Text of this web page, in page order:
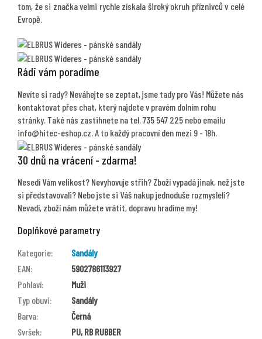
tom, že si značka velmi rychle získala široký okruh příznivců v celé
Evropě.
Rádi vám poradíme
Nevíte si rady? Neváhejte se zeptat, jsme tady pro Vás! Můžete nás
kontaktovat přes chat, který najdete v pravém dolním rohu
stránky. Také nás zastihnete na tel. 735 547 225 nebo emailu
info@hitec-eshop.cz. A to každý pracovní den mezi 9 - 18h.
30 dnů na vrácení - zdarma!
Nesedí Vám velikost? Nevyhovuje střih? Zboží vypadá jinak, než jste
si představovali? Nebo jste si Váš nakup jednoduše rozmysleli?
Nevadí, zboží nám můžete vrátit, dopravu hradíme my!
Doplňkové parametry
Kategorie:
Sandály
EAN:
5902786113927
Pohlaví:
Muži
Typ obuvi:
Sandály
Barva:
Černá
Svršek:
PU, RB RUBBER